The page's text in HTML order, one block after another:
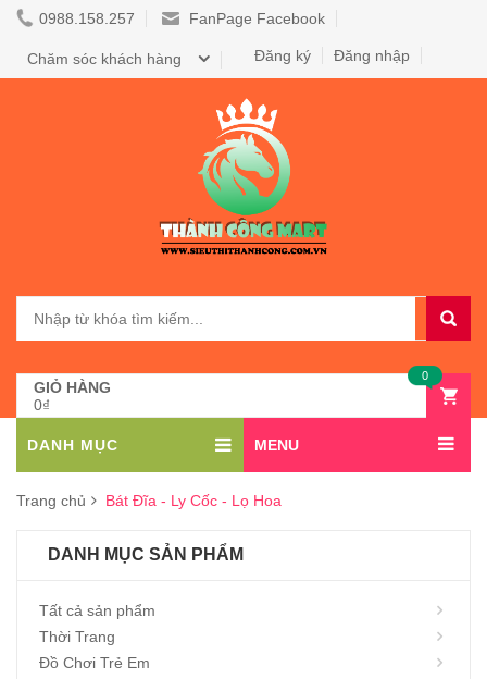
0988.158.257 FanPage Facebook
Đăng nhập
Đăng ký
Chăm sóc khách hàng
GIỎ HÀNG
0₫
0
DANH MỤC MENU
Trang chủ Bát Đĩa - Ly Cốc - Lọ Hoa
DANH MỤC SẢN PHẨM
Tất cả sản phẩm
Thời Trang
Đồ Chơi Trẻ Em